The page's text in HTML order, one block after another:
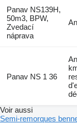
Panav NS139H,
50m3, BPW,
Zvedací
náprava
Panav NS 1 36
Voir aussi
Semi-remorques